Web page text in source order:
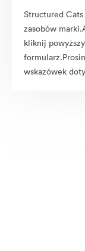
Structured
zasobów
kliknij
wskazówek